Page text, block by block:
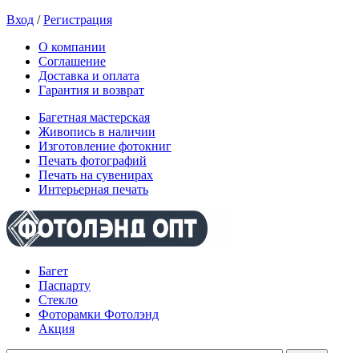
Вход /Регистрация
О компании
Соглашение
Доставка и оплата
Гарантия и возврат
Багетная мастерская
Живопись в наличии
Изготовление фотокниг
Печать фотографий
Печать на сувенирах
Интерьерная печать
Багет
Паспарту
Стекло
Фоторамки Фотолэнд
Акция